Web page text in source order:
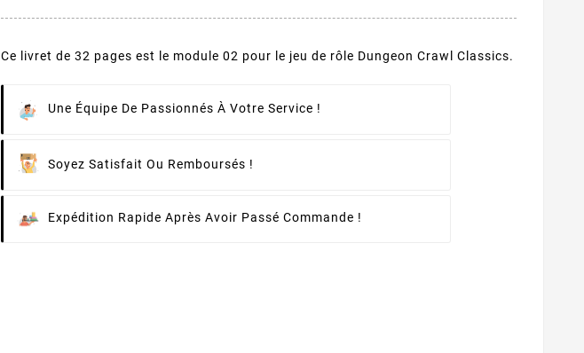
Ce livret de 32 pages est le module 02 pour le jeu de rôle Dungeon Crawl Classics.
Une Équipe De Passionnés À Votre Service !
Soyez Satisfait Ou Remboursés !
Expédition Rapide Après Avoir Passé Commande !